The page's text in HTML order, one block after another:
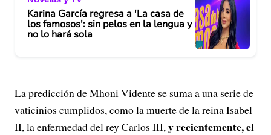
Karina García regresa a 'La casa de
los famosos': sin pelos en la lengua y
no lo hará sola
La predicción de Mhoni Vidente se suma a una serie de
vaticinios cumplidos, como la muerte de la reina Isabel
II, la enfermedad del rey Carlos III,y recientemente, el